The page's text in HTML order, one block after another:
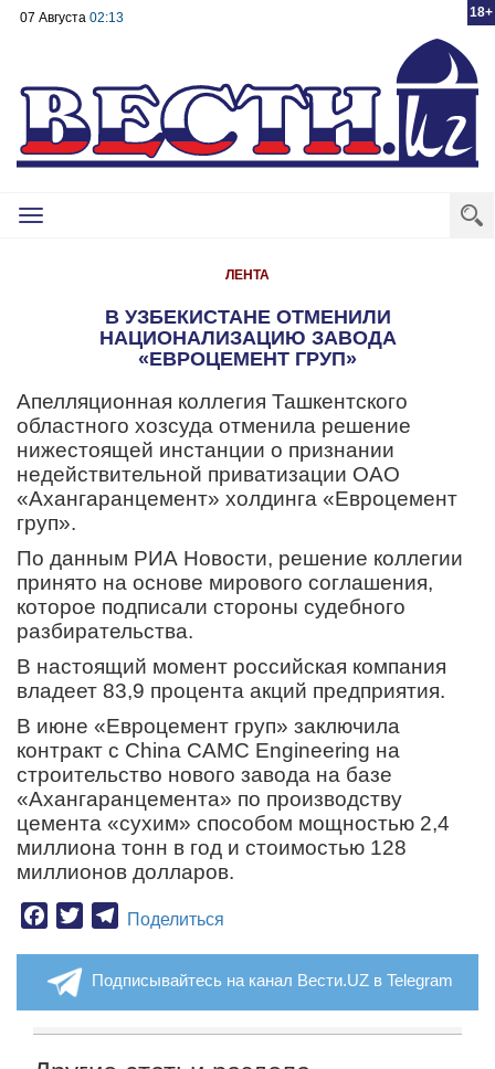
18+
07 Августа 02:13
Toggle
ЛЕНТА
В УЗБЕКИСТАНЕ ОТМЕНИЛИ
НАЦИОНАЛИЗАЦИЮ ЗАВОДА
«ЕВРОЦЕМЕНТ ГРУП»
Апелляционная коллегия Ташкентского
областного хозсуда отменила решение
нижестоящей инстанции о признании
недействительной приватизации ОАО
«Ахангаранцемент» холдинга «Евроцемент
груп».
По данным РИА Новости, решение коллегии
принято на основе мирового соглашения,
которое подписали стороны судебного
разбирательства.
В настоящий момент российская компания
владеет 83,9 процента акций предприятия.
В июне «Евроцемент груп» заключила
контракт с China CAMC Engineering на
строительство нового завода на базе
«Ахангаранцемента» по производству
цемента «сухим» способом мощностью 2,4
миллиона тонн в год и стоимостью 128
миллионов долларов.
Facebook
TwitterTelegram
Поделиться
Подписывайтесь на канал Вести.UZ в Telegram